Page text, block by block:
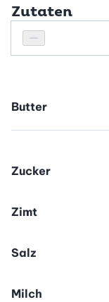
Zutaten
Personenanzahl
Personenanzahl
Butter
Zucker
Zimt
Salz
Milch